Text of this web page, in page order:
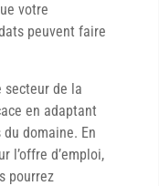
votre
peuvent faire
secteur de la
en adaptant
domaine. En
l’offre d’emploi,
pourrez